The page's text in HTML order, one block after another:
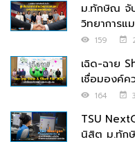
ม.ทักษิณ จั
วิทยาการแ
159
เฉิด-ฉาย
เชื่อมองค์ค
164
TSU
นิสิต ม.ทัก